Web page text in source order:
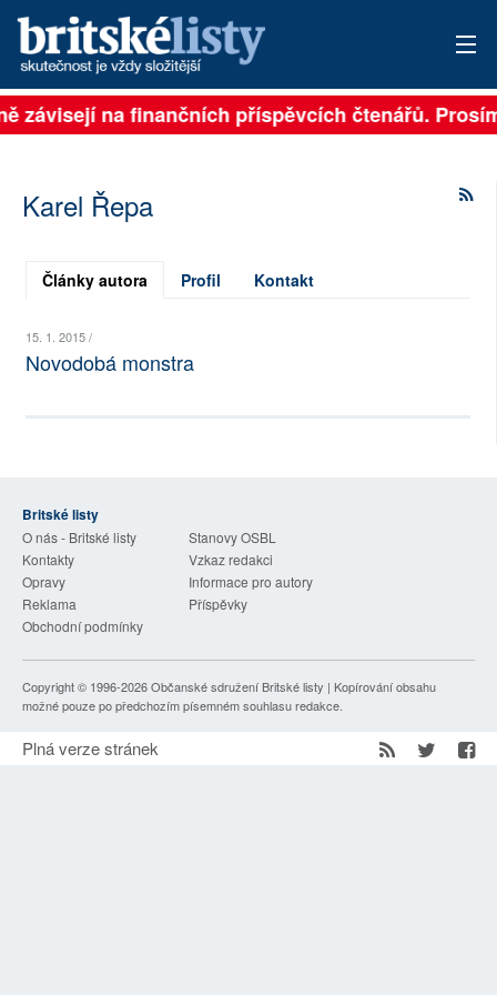
PŘIHLÁSIT
ARCHIV
ROZHOVORY
NEJČTENĚJŠÍ ZA 7 DNÍ
SOCIÁLNÍ SÍTĚ
RUBRIKY
PLNÁ VERZE STRÁNEK
závisejí na finančních příspěvcích čtenářů.
Karel Řepa
Články autora Profil Kontakt
15. 1. 2015 /
Novodobá monstra
Britské listy
O nás - Britské listy
Stanovy OSBL
Kontakty
Vzkaz redakci
Opravy
Informace pro autory
Reklama
Příspěvky
Obchodní podmínky
Copyright © 1996-2026Občanské sdružení Britské listy | Kopírování obsahu
možné pouze po předchozím písemném souhlasu redakce.
Plná verze stránek